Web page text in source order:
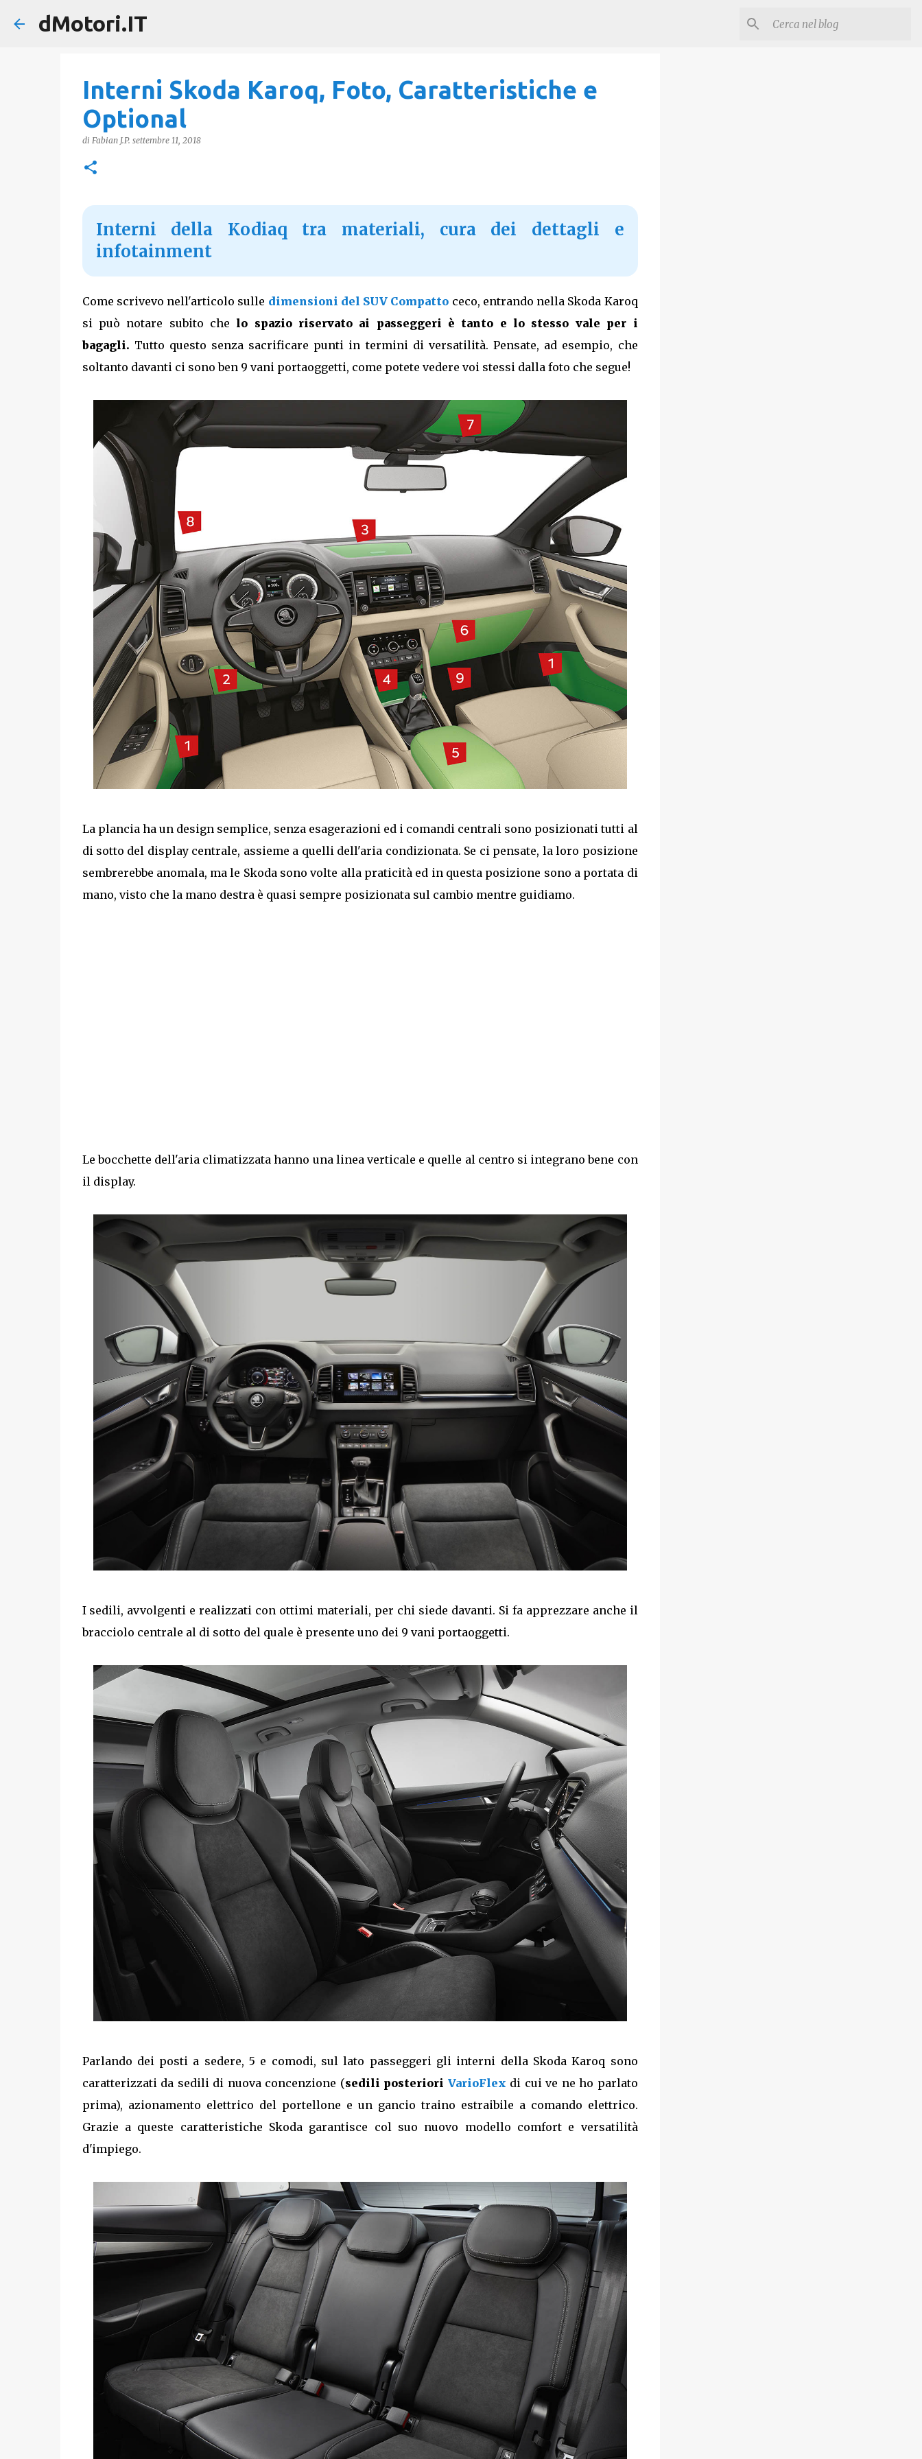
dMotori.IT
Interni Skoda Karoq, Foto, Caratteristiche e
Optional
di Fabian J.P. settembre 11, 2018
Interni della Kodiaq tra materiali, cura dei dettagli e
infotainment
Come scrivevo nell'articolo sulle dimensioni del SUV Compatto ceco, entrando nella Skoda Karoq
si può notare subito che lo spazio riservato ai passeggeri è tanto e lo stesso vale per i
bagagli. Tutto questo senza sacrificare punti in termini di versatilità. Pensate, ad esempio, che
soltanto davanti ci sono ben 9 vani portaoggetti, come potete vedere voi stessi dalla foto che segue!
La plancia ha un design semplice, senza esagerazioni ed i comandi centrali sono posizionati tutti al
di sotto del display centrale, assieme a quelli dell'aria condizionata. Se ci pensate, la loro posizione
sembrerebbe anomala, ma le Skoda sono volte alla praticità ed in questa posizione sono a portata di
mano, visto che la mano destra è quasi sempre posizionata sul cambio mentre guidiamo.
Le bocchette dell'aria climatizzata hanno una linea verticale e quelle al centro si integrano bene con
il display.
I sedili, avvolgenti e realizzati con ottimi materiali, per chi siede davanti. Si fa apprezzare anche il
bracciolo centrale al di sotto del quale è presente uno dei 9 vani portaoggetti.
Parlando dei posti a sedere, 5 e comodi, sul lato passeggeri gli interni della Skoda Karoq sono
caratterizzati da sedili di nuova concenzione (sedili posteriori VarioFlex di cui ve ne ho parlato
prima), azionamento elettrico del portellone e un gancio traino estraibile a comando elettrico.
Grazie a queste caratteristiche Skoda garantisce col suo nuovo modello comfort e versatilità
d'impiego.